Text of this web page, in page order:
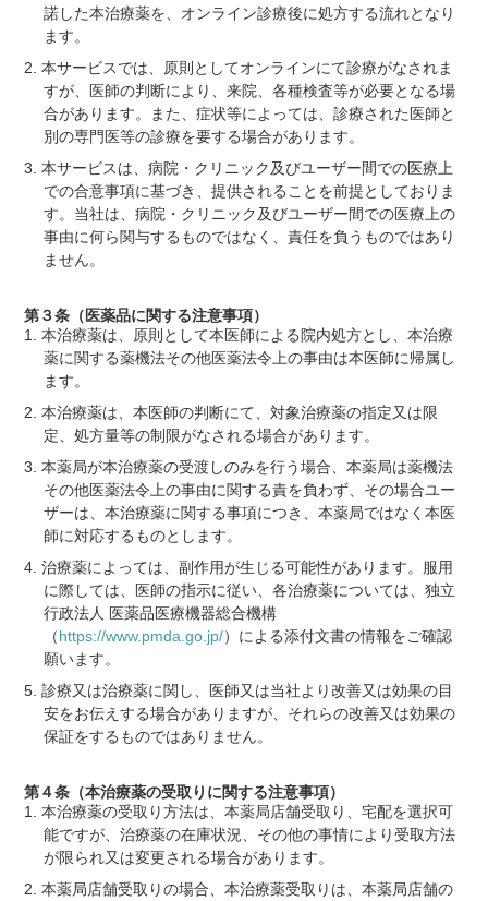
諾した本治療薬を、オンライン診療後に処方する流れとなり
ます。
本サービスでは、原則としてオンラインにて診療がなされま
すが、医師の判断により、来院、各種検査等が必要となる場
合があります。また、症状等によっては、診療された医師と
別の専門医等の診療を要する場合があります。
本サービスは、病院・クリニック及びユーザー間での医療上
での合意事項に基づき、提供されることを前提としておりま
す。当社は、病院・クリニック及びユーザー間での医療上の
事由に何ら関与するものではなく、責任を負うものではあり
ません。
第３条（医薬品に関する注意事項）
本治療薬は、原則として本医師による院内処方とし、本治療
薬に関する薬機法その他医薬法令上の事由は本医師に帰属し
ます。
本治療薬は、本医師の判断にて、対象治療薬の指定又は限
定、処方量等の制限がなされる場合があります。
本薬局が本治療薬の受渡しのみを行う場合、本薬局は薬機法
その他医薬法令上の事由に関する責を負わず、その場合ユー
ザーは、本治療薬に関する事項につき、本薬局ではなく本医
師に対応するものとします。
治療薬によっては、副作用が生じる可能性があります。服用
に際しては、医師の指示に従い、各治療薬については、独立
行政法人 医薬品医療機器総合機構
（https://www.pmda.go.jp/）による添付文書の情報をご確認
願います。
診療又は治療薬に関し、医師又は当社より改善又は効果の目
安をお伝えする場合がありますが、それらの改善又は効果の
保証をするものではありません。
第４条（本治療薬の受取りに関する注意事項）
本治療薬の受取り方法は、本薬局店舗受取り、宅配を選択可
能ですが、治療薬の在庫状況、その他の事情により受取方法
が限られ又は変更される場合があります。
本薬局店舗受取りの場合、本治療薬受取りは、本薬局店舗の